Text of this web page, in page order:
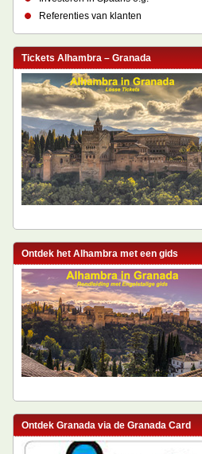
Referenties van klanten
Tickets Alhambra – Granada
Ontdek het Alhambra met een gids
Ontdek Granada via de Granada Card